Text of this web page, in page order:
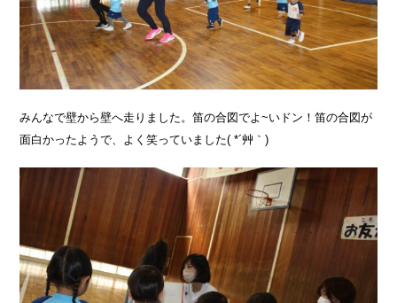
みんなで壁から壁へ走りました。笛の合図でよ~いドン！笛の合図が
面白かったようで、よく笑っていました( *´艸｀)